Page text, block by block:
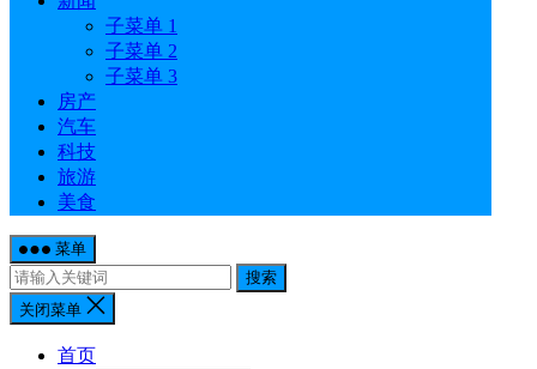
子菜单 1
子菜单 2
子菜单 3
房产
汽车
科技
旅游
美食
菜单
搜索
关闭菜单
首页